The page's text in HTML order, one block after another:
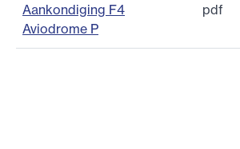
Aankondiging F4
Aviodrome P
pdf